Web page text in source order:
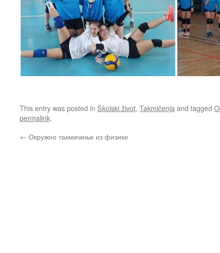
This entry was posted in Školski život, Takmičenja and tagged
permalink.
← Окружно такмичење из физике